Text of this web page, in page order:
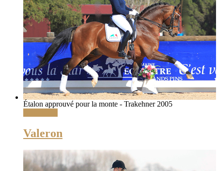
Étalon approuvé pour la monte - Trakehner 2005
Valeron